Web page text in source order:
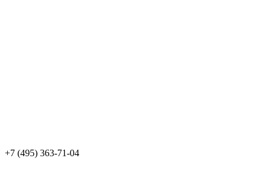
+7 (495) 363-71-04